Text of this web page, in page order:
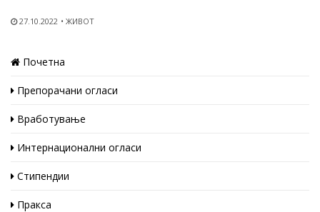
27.10.2022 ЖИВОТ
Почетна
Препорачани огласи
Вработување
Интернационални огласи
Стипендии
Пракса